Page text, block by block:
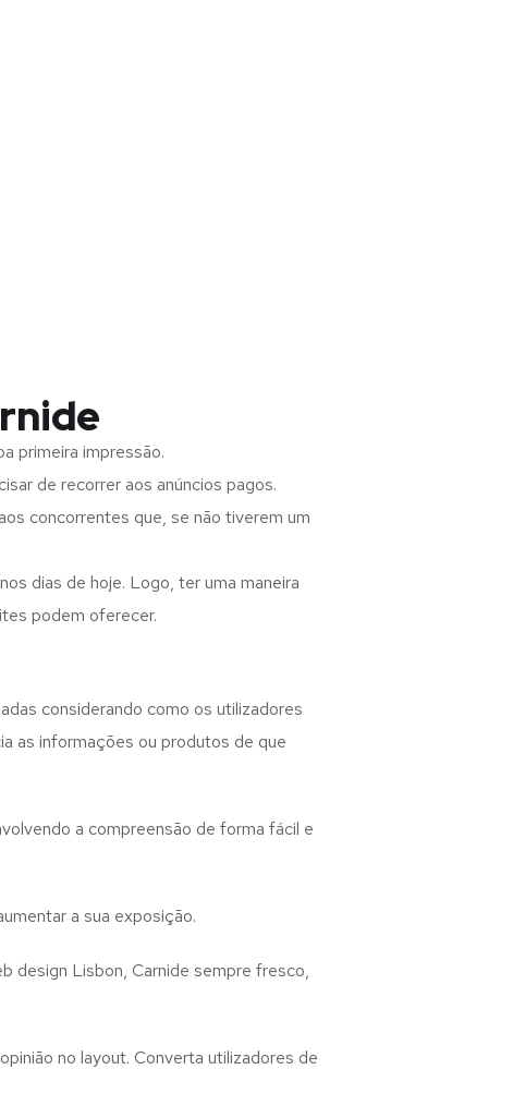
primeira impressão.
de recorrer aos anúncios pagos.
concorrentes que, se não tiverem um
dias de hoje. Logo, ter uma maneira
podem oferecer.
considerando como os utilizadores
as informações ou produtos de que
a compreensão de forma fácil e
a sua exposição.
design Lisbon, Carnide sempre fresco,
no layout. Converta utilizadores de